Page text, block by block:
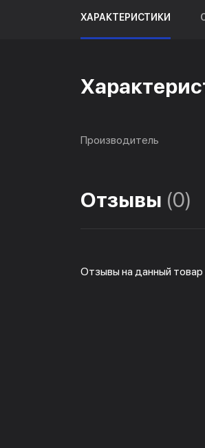
ХАРАКТЕРИСТИКИ
Производитель
Отзывы (0)
Отзывы на данный